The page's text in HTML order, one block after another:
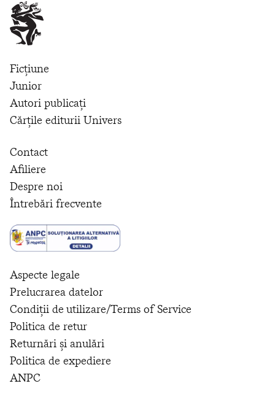
Ficțiune
Junior
Autori publicați
Cărțile editurii Univers
Contact
Afiliere
Despre noi
Întrebări frecvente
Aspecte legale
Prelucrarea datelor
Condiții de utilizare/Terms of Service
Politica de retur
Returnări și anulări
Politica de expediere
ANPC